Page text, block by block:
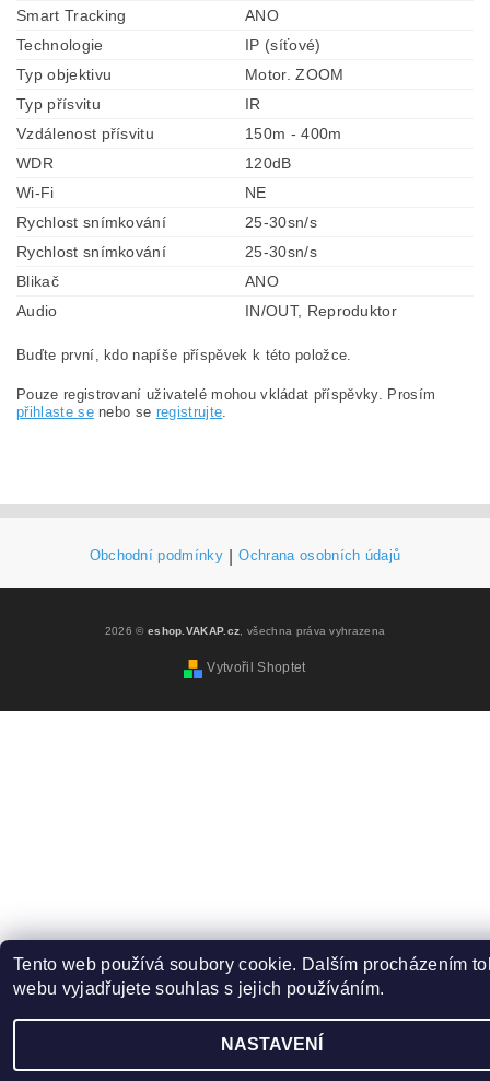
Smart Tracking
ANO
Technologie
IP (síťové)
Typ objektivu
Motor. ZOOM
Typ přísvitu
IR
Vzdálenost přísvitu
150m - 400m
WDR
120dB
Wi-Fi
NE
Rychlost snímkování
25-30sn/s
Rychlost snímkování
25-30sn/s
Blikač
ANO
Audio
IN/OUT, Reproduktor
Buďte první, kdo napíše příspěvek k této položce.
Pouze registrovaní uživatelé mohou vkládat příspěvky. Prosím
přihlaste senebo se registrujte.
Obchodní podmínky Ochrana osobních údajů
2026 © eshop.VAKAP.cz , všechna práva vyhrazena
Vytvořil Shoptet
Tento web používá soubory cookie. Dalším procházením
webu vyjadřujete souhlas s jejich používáním.
NASTAVENÍ